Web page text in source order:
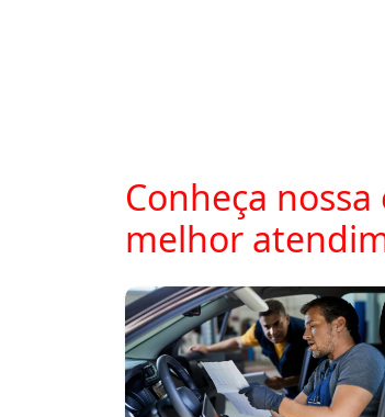
Conheça
melhor